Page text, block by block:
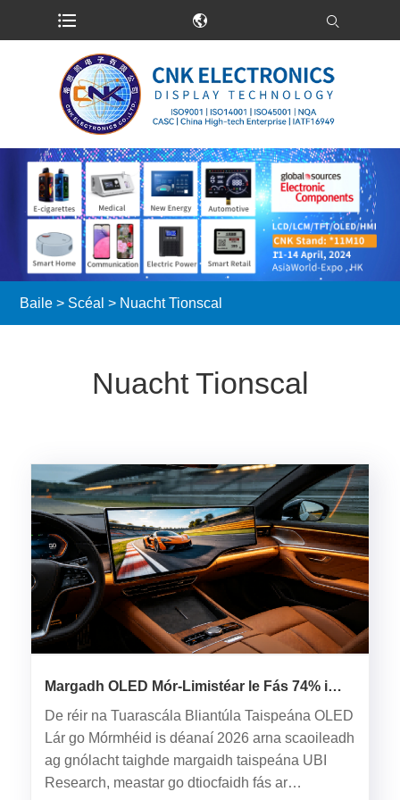
Baile > Scéal > Nuacht Tionscal
Nuacht Tionscal
Margadh OLED Mór-Limistéar le Fás 74% i
Taispeána I measc Ilroinnt agus
Athstruchtúrú?
De réir na Tuarascála Bliantúla Taispeána OLED
Lár go Mórmhéid is déanaí 2026 arna scaoileadh
ag gnólacht taighde margaidh taispeána UBI
Research, meastar go dtiocfaidh fás ar